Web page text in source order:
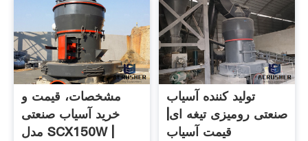
مشخصات، قیمت و
خرید آسیاب صنعتی
مدل SCX150W |
تولید کننده آسیاب
صنعتی رومیزی تیغه ای|
قیمت آسیاب